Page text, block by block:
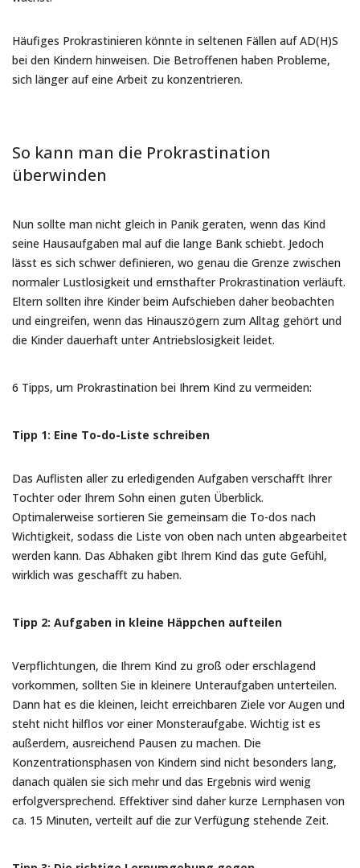
Häufiges Prokrastinieren könnte in seltenen Fällen auf AD(H)S
bei den Kindern hinweisen. Die Betroffenen haben Probleme,
sich länger auf eine Arbeit zu konzentrieren.
So kann man die Prokrastination
überwinden
Nun sollte man nicht gleich in Panik geraten, wenn das Kind
seine Hausaufgaben mal auf die lange Bank schiebt. Jedoch
lässt es sich schwer definieren, wo genau die Grenze zwischen
normaler Lustlosigkeit und ernsthafter Prokrastination verläuft.
Eltern sollten ihre Kinder beim Aufschieben daher beobachten
und eingreifen, wenn das Hinauszögern zum Alltag gehört und
die Kinder dauerhaft unter Antriebslosigkeit leidet.
6 Tipps, um Prokrastination bei Ihrem Kind zu vermeiden:
Tipp 1: Eine To-do-Liste schreiben
Das Auflisten aller zu erledigenden Aufgaben verschafft Ihrer
Tochter oder Ihrem Sohn einen guten Überblick.
Optimalerweise sortieren Sie gemeinsam die To-dos nach
Wichtigkeit, sodass die Liste von oben nach unten abgearbeitet
werden kann. Das Abhaken gibt Ihrem Kind das gute Gefühl,
wirklich was geschafft zu haben.
Tipp 2: Aufgaben in kleine Häppchen aufteilen
Verpflichtungen, die Ihrem Kind zu groß oder erschlagend
vorkommen, sollten Sie in kleinere Unteraufgaben unterteilen.
Dann hat es die kleinen, leicht erreichbaren Ziele vor Augen und
steht nicht hilflos vor einer Monsteraufgabe. Wichtig ist es
außerdem, ausreichend Pausen zu machen. Die
Konzentrationsphasen von Kindern sind nicht besonders lang,
danach quälen sie sich mehr und das Ergebnis wird wenig
erfolgversprechend. Effektiver sind daher kurze Lernphasen von
ca. 15 Minuten, verteilt auf die zur Verfügung stehende Zeit.